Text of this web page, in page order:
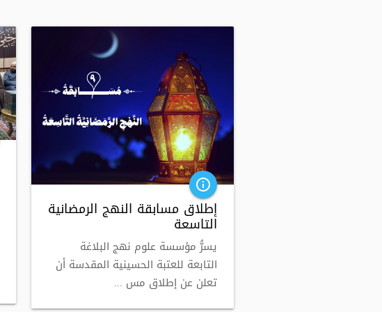
info_outline
إطلاق مسابقة النهج الرمضانية
التاسعة
يسرُّ مؤسسة علوم نهج البلاغة
التابعة للعتبة الحسينية المقدسة أن
تعلن عن إطلاق مس ...